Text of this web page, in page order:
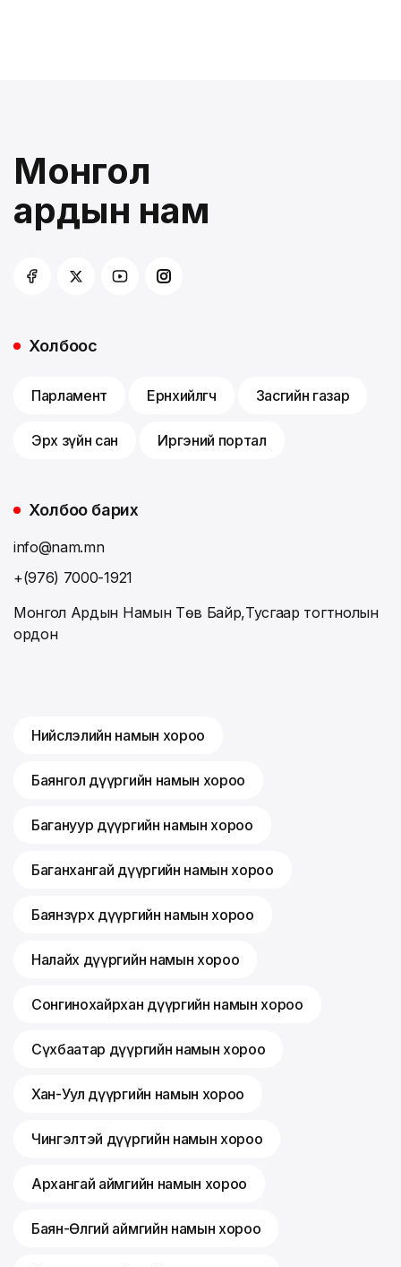
Монгол
ардын нам
Холбоос
Парламент Ерөнхийлөгч Засгийн газар
Эрх зүйн сан Иргэний портал
Холбоо барих
info@nam.mn
+(976) 7000-1921
Монгол Ардын Намын Төв Байр,Тусгаар тогтнолын
ордон
Нийслэлийн намын хороо
Баянгол дүүргийн намын хороо
Багануур дүүргийн намын хороо
Баганхангай дүүргийн намын хороо
Баянзүрх дүүргийн намын хороо
Налайх дүүргийн намын хороо
Сонгинохайрхан дүүргийн намын хороо
Сүхбаатар дүүргийн намын хороо
Хан-Уул дүүргийн намын хороо
Чингэлтэй дүүргийн намын хороо
Архангай аймгийн намын хороо
Баян-Өлгий аймгийн намын хороо